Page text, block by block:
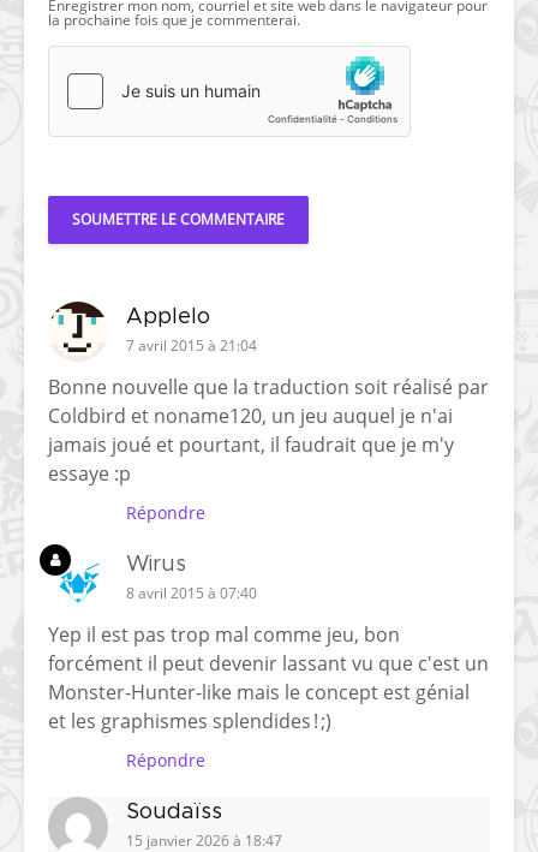
Enregistrer mon nom, courriel et site web dans le navigateur pour
la prochaine fois que je commenterai.
Applelo
7 avril 2015 à 21:04
Bonne nouvelle que la traduction soit réalisé par
Coldbird et noname120, un jeu auquel je n'ai
jamais joué et pourtant, il faudrait que je m'y
essaye :p
Répondre
Wirus
8 avril 2015 à 07:40
Yep il est pas trop mal comme jeu, bon
forcément il peut devenir lassant vu que c'est un
Monster-Hunter-like mais le concept est génial
et les graphismes splendides ! ;)
Répondre
Soudaïss
15 janvier 2026 à 18:47